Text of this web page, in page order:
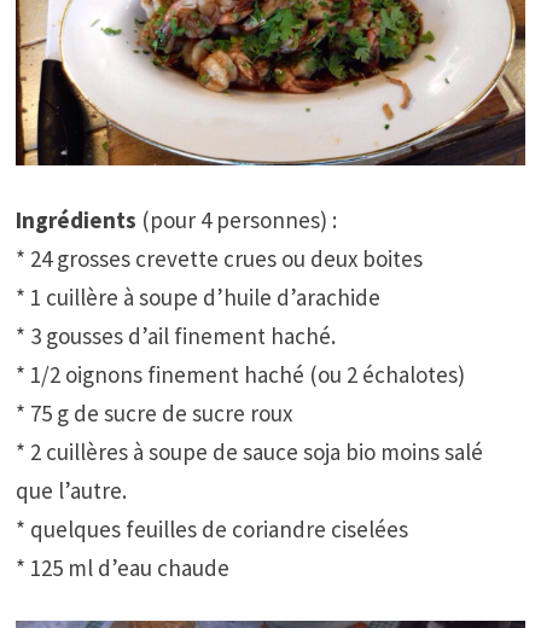
Ingrédients (pour 4 personnes) :
* 24 grosses crevette crues ou deux boites
* 1 cuillère à soupe d’huile d’arachide
* 3 gousses d’ail finement haché.
* 1/2 oignons finement haché (ou 2 échalotes)
* 75 g de sucre de sucre roux
* 2 cuillères à soupe de sauce soja bio moins salé
que l’autre.
* quelques feuilles de coriandre ciselées
* 125 ml d’eau chaude